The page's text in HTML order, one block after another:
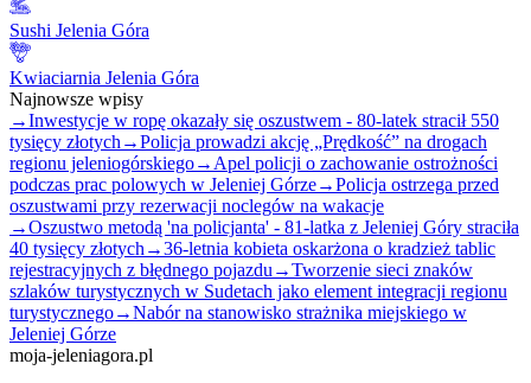
Sushi Jelenia Góra
Kwiaciarnia Jelenia Góra
Najnowsze wpisy
→Inwestycje w ropę okazały się oszustwem - 80-latek stracił 550
tysięcy złotych →Policja prowadzi akcję „Prędkość” na drogach
regionu jeleniogórskiego→ Apel policji o zachowanie ostrożności
podczas prac polowych w Jeleniej Górze→Policja ostrzega przed
oszustwami przy rezerwacji noclegów na wakacje
→Oszustwo metodą 'na policjanta' - 81-latka z Jeleniej Góry straciła
40 tysięcy złotych →36-letnia kobieta oskarżona o kradzież tablic
rejestracyjnych z błędnego pojazdu →Tworzenie sieci znaków
szlaków turystycznych w Sudetach jako element integracji regionu
turystycznego→Nabór na stanowisko strażnika miejskiego w
Jeleniej Górze
moja-jeleniagora.pl